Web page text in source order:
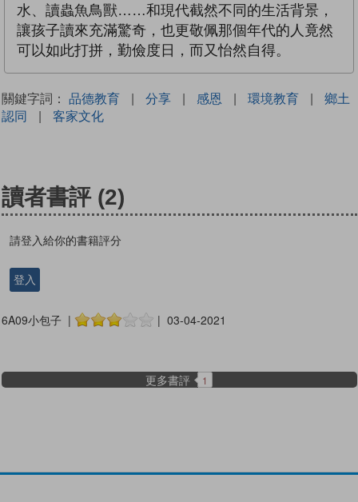
水、讀蟲魚鳥獸……和現代截然不同的生活背景，
讓孩子讀來充滿驚奇，也更敬佩那個年代的人竟然
可以如此打拼，勤儉度日，而又怡然自得。
關鍵字詞： 品德教育 | 分享 | 感恩 | 環境教育 |
鄉土
認同
| 客家文化
讀者書評 (2)
請登入給你的書籍評分
登入
6A09小包子 | | 03-04-2021
更多書評 1